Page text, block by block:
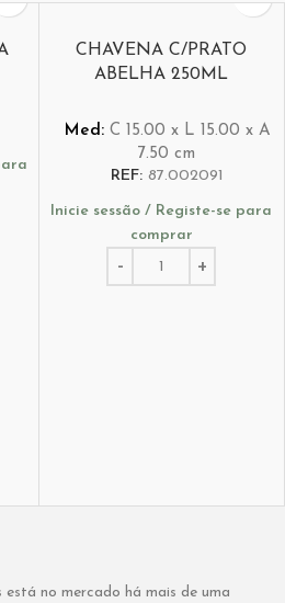
CHAVENA C/PRATO
ABELHA 250ML
Med: C 15.00 x L 15.00 x A
7.50 cm
REF: 87.002091
Inicie sessão / Registe-se para
comprar
no mercado há mais de uma